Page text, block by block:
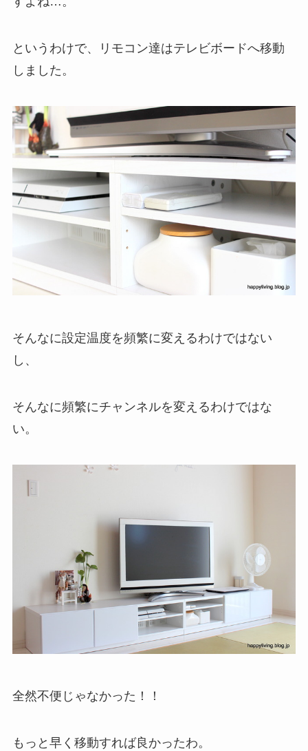
というわけで、リモコン達はテレビボードへ移動
しました。
そんなに設定温度を頻繁に変えるわけではない
し、
そんなに頻繁にチャンネルを変えるわけではな
い。
全然不便じゃなかった！！
もっと早く移動すれば良かったわ。